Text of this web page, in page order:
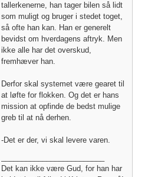
tallerkenerne, han tager bilen så lidt
som muligt og bruger i stedet toget,
så ofte han kan. Han er generelt
bevidst om hverdagens aftryk. Men
ikke alle har det overskud,
fremhæver han.
Derfor skal systemet være gearet til
at løfte for flokken. Og det er hans
mission at opfinde de bedst mulige
greb til at nå derhen.
-Det er der, vi skal levere varen.
Det kan ikke være Gud, for han har